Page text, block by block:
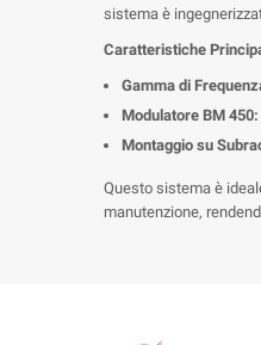
sistema è
Caratteristiche
Gamma di
Modulatore BM 450:
Montaggio su
Questo sistema è
manutenzione,